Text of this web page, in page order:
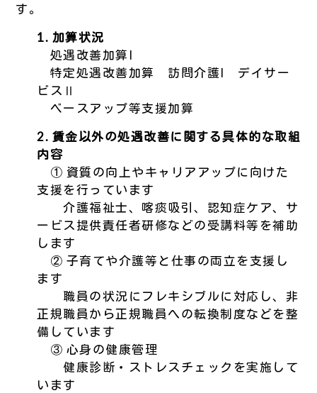
す。
1. 加算状況
処遇改善加算I
特定処遇改善加算 訪問介護I デイサー
ビスⅡ
ベースアップ等支援加算
2. 賃金以外の処遇改善に関する具体的な取組
内容
① 資質の向上やキャリアアップに向けた
支援を行っています
介護福祉士、喀痰吸引、認知症ケア、サ
ービス提供責任者研修などの受講料等を補助
します
② 子育てや介護等と仕事の両立を支援し
ます
職員の状況にフレキシブルに対応し、非
正規職員から正規職員への転換制度などを整
備しています
③ 心身の健康管理
健康診断・ストレスチェックを実施して
います